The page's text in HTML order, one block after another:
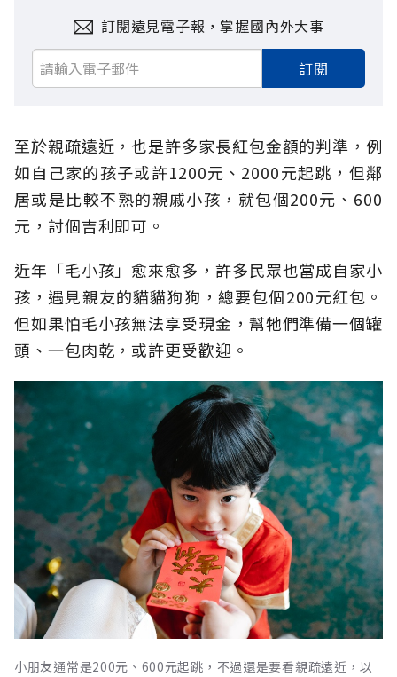
訂閱遠見電子報，掌握國內外大事
訂閱
至於親疏遠近，也是許多家長紅包金額的判準，例
如自己家的孩子或許1200元、2000元起跳，但鄰
居或是比較不熟的親戚小孩，就包個200元、600
元，討個吉利即可。
近年「毛小孩」愈來愈多，許多民眾也當成自家小
孩，遇見親友的貓貓狗狗，總要包個200元紅包。
但如果怕毛小孩無法享受現金，幫牠們準備一個罐
頭、一包肉乾，或許更受歡迎。
小朋友通常是200元、600元起跳，不過還是要看親疏遠近，以